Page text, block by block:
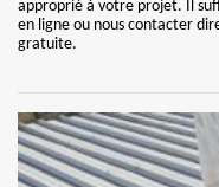
approprié à votre projet. Il
en ligne ou nous contacter
gratuite.